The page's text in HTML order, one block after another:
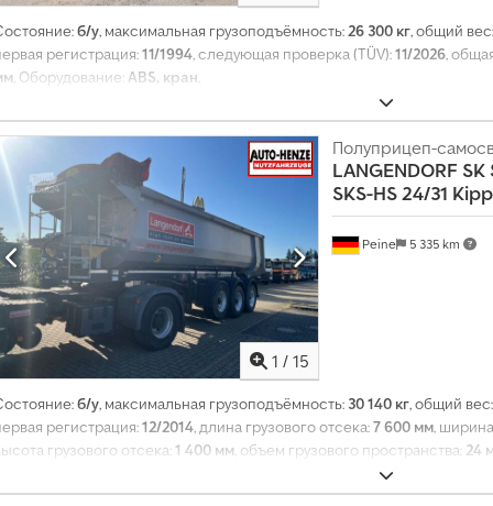
б/у, максимальная грузоподъёмность:26 300 кг, общий вес:
регистрация:11/1994, следующая проверка (TÜV):11/2026,
, Оборудование: ABS, кран,
1 / 15
Peine 5 335 km
Полуприцеп-
LANGENDORF
SKS-HS 24/31
б/у, максимальная грузоподъёмность: 30 140 кг, общий вес:
регистрация:12/2014, длина грузового отсека:7 600 мм,
грузового отсека:1 400 мм, объем грузового пространства: 24